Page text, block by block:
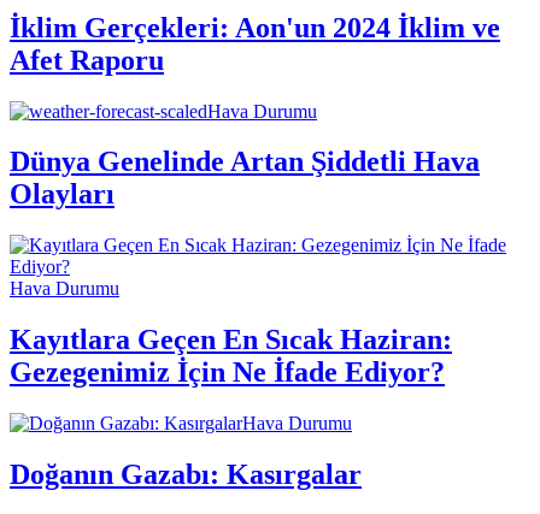
İklim Gerçekleri: Aon'un 2024 İklim ve
Afet Raporu
Hava Durumu
Dünya Genelinde Artan Şiddetli Hava
Olayları
Hava Durumu
Kayıtlara Geçen En Sıcak Haziran:
Gezegenimiz İçin Ne İfade Ediyor?
Hava Durumu
Doğanın Gazabı: Kasırgalar